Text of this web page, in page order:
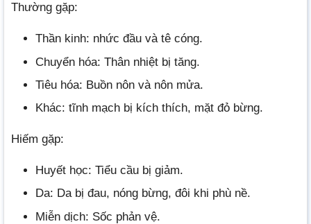
Thường gặp:
Thần kinh: nhức đầu và tê cóng.
Chuyển hóa: Thân nhiệt bị tăng.
Tiêu hóa: Buồn nôn và nôn mửa.
Khác: tĩnh mạch bị kích thích, mặt đỏ bừng.
Hiếm gặp:
Huyết học: Tiểu cầu bị giảm.
Da: Da bị đau, nóng bừng, đôi khi phù nề.
Miễn dịch: Sốc phản vệ.